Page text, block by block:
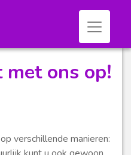
Toggle
met ons op!
verschillende manieren: